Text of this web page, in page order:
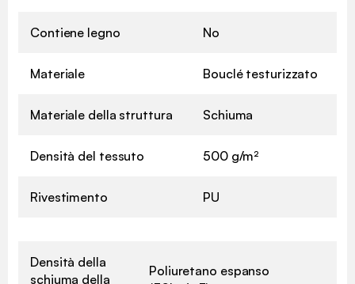
Contiene legno No
Materiale Bouclé testurizzato
Materiale della struttura Schiuma
Densità del tessuto 500 g/m²
Rivestimento PU
Densità della
schiuma della
Poliuretano espanso